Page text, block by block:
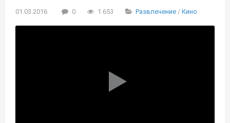
01.03.2016 0 1 653 Развлечение / Кино